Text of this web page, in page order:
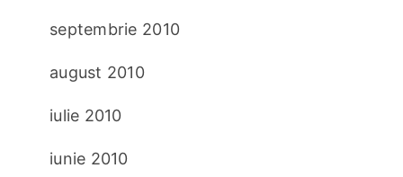
septembrie 2010
august 2010
iulie 2010
iunie 2010